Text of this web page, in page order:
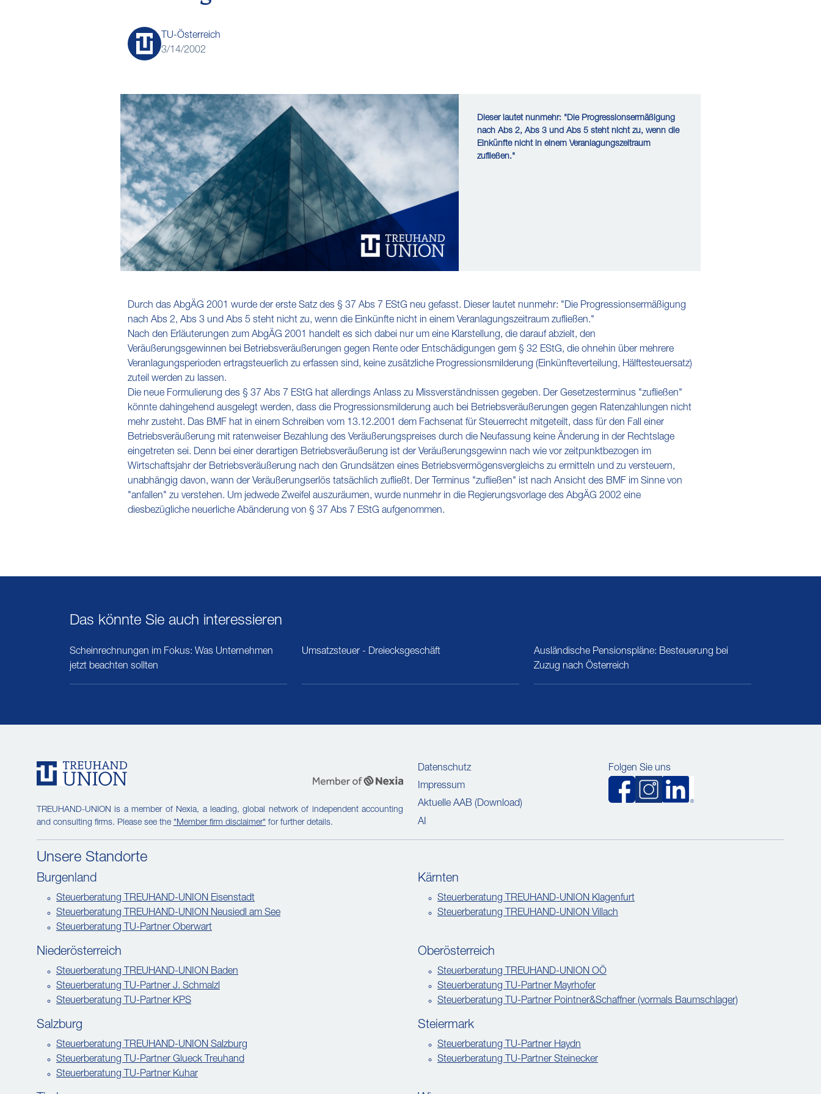
TU-Österreich
3/14/2002
Dieser lautet nunmehr: "Die Progressionsermäßigung
nach Abs 2, Abs 3 und Abs 5 steht nicht zu, wenn die
Einkünfte nicht in einem Veranlagungszeitraum
zufließen."
Durch das AbgÄG 2001 wurde der erste Satz des § 37 Abs 7 EStG neu gefasst. Dieser lautet nunmehr: "Die Progressionsermäßigung
nach Abs 2, Abs 3 und Abs 5 steht nicht zu, wenn die Einkünfte nicht in einem Veranlagungszeitraum zufließen."
Nach den Erläuterungen zum AbgÄG 2001 handelt es sich dabei nur um eine Klarstellung, die darauf abzielt, den
Veräußerungsgewinnen bei Betriebsveräußerungen gegen Rente oder Entschädigungen gem § 32 EStG, die ohnehin über mehrere
Veranlagungsperioden ertragsteuerlich zu erfassen sind, keine zusätzliche Progressionsmilderung (Einkünfteverteilung, Hälftesteuersatz)
zuteil werden zu lassen.
Die neue Formulierung des § 37 Abs 7 EStG hat allerdings Anlass zu Missverständnissen gegeben. Der Gesetzesterminus "zufließen"
könnte dahingehend ausgelegt werden, dass die Progressionsmilderung auch bei Betriebsveräußerungen gegen Ratenzahlungen nicht
mehr zusteht. Das BMF hat in einem Schreiben vom 13.12.2001 dem Fachsenat für Steuerrecht mitgeteilt, dass für den Fall einer
Betriebsveräußerung mit ratenweiser Bezahlung des Veräußerungspreises durch die Neufassung keine Änderung in der Rechtslage
eingetreten sei. Denn bei einer derartigen Betriebsveräußerung ist der Veräußerungsgewinn nach wie vor zeitpunktbezogen im
Wirtschaftsjahr der Betriebsveräußerung nach den Grundsätzen eines Betriebsvermögensvergleichs zu ermitteln und zu versteuern,
unabhängig davon, wann der Veräußerungserlös tatsächlich zufließt. Der Terminus "zufließen" ist nach Ansicht des BMF im Sinne von
"anfallen" zu verstehen. Um jedwede Zweifel auszuräumen, wurde nunmehr in die Regierungsvorlage des AbgÄG 2002 eine
diesbezügliche neuerliche Abänderung von § 37 Abs 7 EStG aufgenommen.
Das könnte Sie auch interessieren
Scheinrechnungen im Fokus: Was Unternehmen
jetzt beachten sollten
Umsatzsteuer - Dreiecksgeschäft
Ausländische Pensionspläne: Besteuerung bei
Zuzug nach Österreich
TREUHAND-UNION is a member of Nexia, a leading, global network of independent accounting
and consulting firms. Please see the "Member firm disclaimer" for further details.
Datenschutz
Impressum
Aktuelle AAB (Download)
AI
Folgen Sie uns
Unsere Standorte
Burgenland
Steuerberatung TREUHAND-UNION Eisenstadt
Steuerberatung TREUHAND-UNION Neusiedl am See
Steuerberatung TU-Partner Oberwart
Kärnten
Steuerberatung TREUHAND-UNION Klagenfurt
Steuerberatung TREUHAND-UNION Villach
Niederösterreich
Steuerberatung TREUHAND-UNION Baden
Steuerberatung TU-Partner J. Schmalzl
Steuerberatung TU-Partner KPS
Oberösterreich
Steuerberatung TREUHAND-UNION OÖ
Steuerberatung TU-Partner Mayrhofer
Steuerberatung TU-Partner Pointner&Schaffner (vormals Baumschlager)
Salzburg
Steuerberatung TREUHAND-UNION Salzburg
Steuerberatung TU-Partner Glueck Treuhand
Steuerberatung TU-Partner Kuhar
Steiermark
Steuerberatung TU-Partner Haydn
Steuerberatung TU-Partner Steinecker